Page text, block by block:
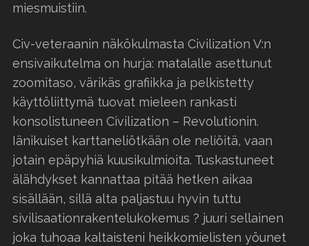
miesmuistiin.
Civ-veteraanin näkökulmasta Civilization V:n
ensivaikutelma on hurja: matalalle asettunut
zoomitaso, värikäs grafiikka ja pelkistetty
käyttöliittymä tuovat mieleen rankasti
konsolistuneen Civilization – Revolutionin.
Iänikuiset karttaneliötkään ole neliöitä, vaan
jotain epäpyhiä kuusikulmioita. Tuskastuneet
älähdykset kannattaa pitää hetken aikaa
sisällään, sillä alta paljastuu hyvin tuttu
sivilisaationrakentelukokemus ? juuri sellainen
joka tuhoaa kaltaisteni heikkomielisten yöunet